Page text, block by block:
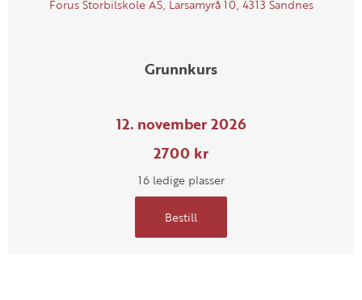
Forus Storbilskole AS, Larsamyrå 10, 4313 Sandnes
Grunnkurs
12. november 2026
2700 kr
16 ledige plasser
Bestill